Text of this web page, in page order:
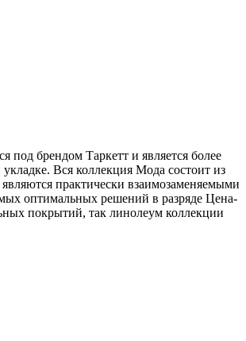
под брендом Таркетт и является более
Вся коллекция Мода состоит из
практически взаимозаменяемыми
оптимальных решений в разряде Цена-
покрытий, так линолеум коллекции